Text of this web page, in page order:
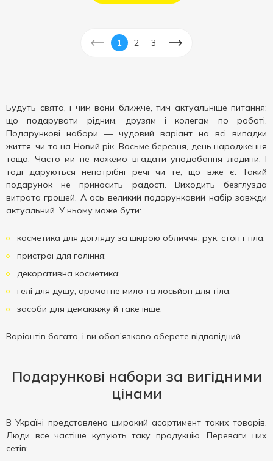
1 2 3
Будуть свята, і чим вони ближче, тим актуальніше питання:
що подарувати рідним, друзям і колегам по роботі.
Подарункові набори — чудовий варіант на всі випадки
життя, чи то на Новий рік, Восьме березня, день народження
тощо. Часто ми не можемо вгадати уподобання людини. І
тоді даруються непотрібні речі чи те, що вже є. Такий
подарунок не приносить радості. Виходить безглузда
витрата грошей. А ось великий подарунковий набір завжди
актуальний. У ньому може бути:
косметика для догляду за шкірою обличчя, рук, стоп і тіла;
пристрої для гоління;
декоративна косметика;
гелі для душу, ароматне мило та лосьйон для тіла;
засоби для демакіяжу й таке інше.
Варіантів багато, і ви обов’язково оберете відповідний.
Подарункові набори за вигідними
цінами
В Україні представлено широкий асортимент таких товарів.
Люди все частіше купують таку продукцію. Переваги цих
сетів: